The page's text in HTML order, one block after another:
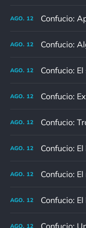
AGO. 12
AGO. 12
AGO. 12
AGO. 12
AGO. 12
AGO. 12
AGO. 12
AGO. 12
AGO. 12